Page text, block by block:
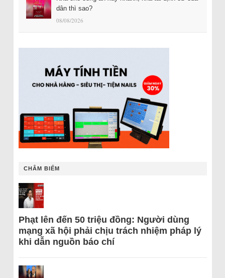
dân thì sao?
08/08/2026
CHÂM BIẾM
Phạt lên đến 50 triệu đồng: Người dùng
mạng xã hội phải chịu trách nhiệm pháp lý
khi dẫn nguồn báo chí